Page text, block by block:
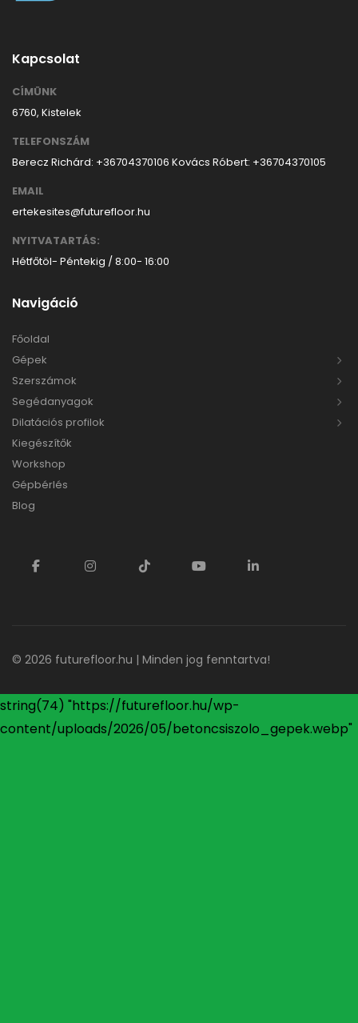
Kapcsolat
CÍMÜNK
6760, Kistelek
TELEFONSZÁM
Berecz Richárd: +36704370106 Kovács Róbert: +36704370105
EMAIL
ertekesites@futurefloor.hu
NYITVATARTÁS:
Hétfőtöl- Péntekig / 8:00- 16:00
Navigáció
Főoldal
Gépek
Szerszámok
Segédanyagok
Dilatációs profilok
Kiegészítők
Workshop
Gépbérlés
Blog
© 2026 futurefloor.hu | Minden jog fenntartva!
string(74) "https://futurefloor.hu/wp-
content/uploads/2026/05/betoncsiszolo_gepek.webp"